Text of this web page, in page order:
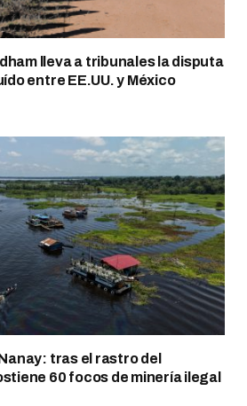
lleva a tribunales la disputa
entre EE.UU. y México
tras el rastro del
60 focos de minería ilegal